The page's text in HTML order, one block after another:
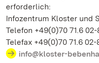
erforderlich:
Infozentrum Kloster und
Telefon +49(0)70 71.6 02-
Telefax +49(0)70 71.6 02-
info@kloster-